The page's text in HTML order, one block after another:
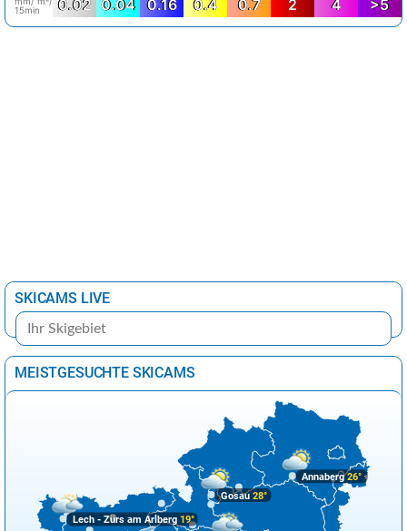
15min
0.02 0.04 0.16 0.4 0.7 2 4 >5
SKICAMS LIVE
MEISTGESUCHTE SKICAMS
Lech - Zürs am Arlberg19°
Gosau28°
Annaberg26°